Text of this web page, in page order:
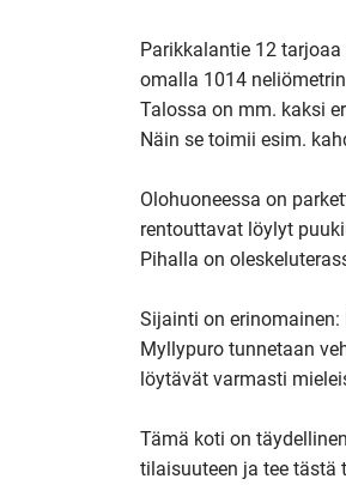
Parikkalantie 12
omalla 1014
Talossa on mm. kaksi
Näin se toimii esim.
Olohuoneessa on
rentouttavat löylyt
Pihalla on
Sijainti on
Myllypuro tunnetaan
löytävät varmasti
Tämä koti on
tilaisuuteen ja tee tästä